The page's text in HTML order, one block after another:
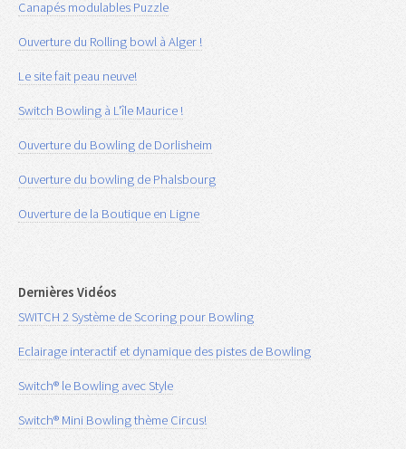
Canapés modulables Puzzle
Ouverture du Rolling bowl à Alger !
Le site fait peau neuve!
Switch Bowling à L'île Maurice !
Ouverture du Bowling de Dorlisheim
Ouverture du bowling de Phalsbourg
Ouverture de la Boutique en Ligne
Dernières Vidéos
SWITCH 2 Système de Scoring pour Bowling
Eclairage interactif et dynamique des pistes de Bowling
Switch® le Bowling avec Style
Switch® Mini Bowling thème Circus!